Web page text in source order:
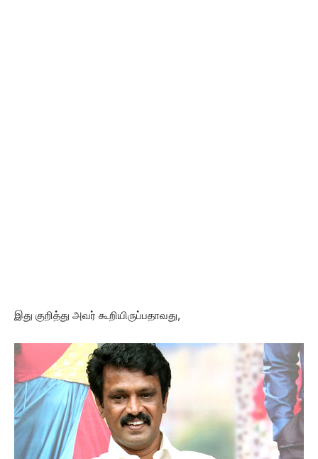
இது குறித்து அவர் கூறியிருப்பதாவது,